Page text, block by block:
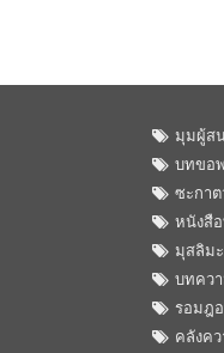
มุมผู้ส
บทขอ
ซะกา
หนังสื
มุสลิม
บทคว
รอมฎ
คลังค